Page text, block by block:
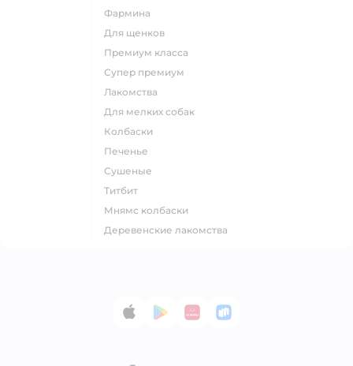
фармина
для щенков
премиум класса
супер премиум
лакомства
для мелких собак
колбаски
печенье
сушеные
титбит
мнямс колбаски
деревенские лакомства
App StoreGoogle Play
AppGallery
RuStore